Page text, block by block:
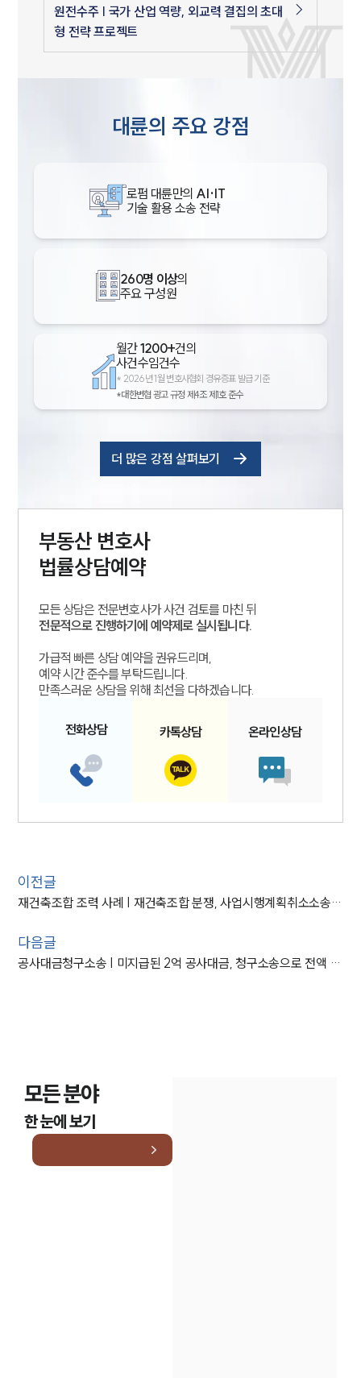
원전수주 | 국가 산업 역량, 외교력 결집의 초대
형 전략 프로젝트
대륜의 주요 강점
로펌 대륜만의 AI·IT
기술 활용 소송 전략
260명 이상의
주요 구성원
월간1200+건의
사건수임건수
* 2026년 1월 변호사협회 경유증표 발급 기준
*대한변협 광고 규정 제4조 제1호 준수
더 많은 강점 살펴보기
부동산 변호사
법률상담예약
모든 상담은 전문변호사가 사건 검토를 마친 뒤
전문적으로 진행하기에 예약제로 실시됩니다.
가급적 빠른 상담 예약을 권유드리며,
예약 시간 준수를 부탁드립니다.
만족스러운 상담을 위해 최선을 다하겠습니다.
전화상담 카톡상담 온라인상담
이전글
재건축조합 조력 사례 | 재건축조합 분쟁, 사업시행계획취소소송 승소
다음글
공사대금청구소송 | 미지급된 2억 공사대금, 청구소송으로 전액 회수
모든 분야
한 눈에 보기